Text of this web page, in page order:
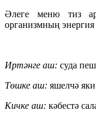
Әлеге меню тиз
организмның
Иртәнге аш: суда
Төшке аш: яшелчә
Кичке аш: кәбестә